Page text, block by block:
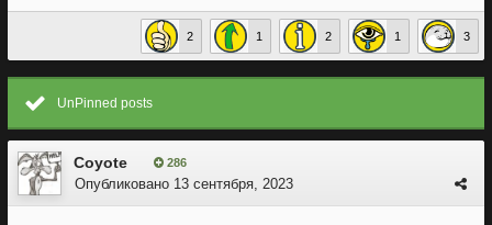
2 1 2 1 3
UnPinned posts
Coyote 286
Опубликовано 13 сентября, 2023